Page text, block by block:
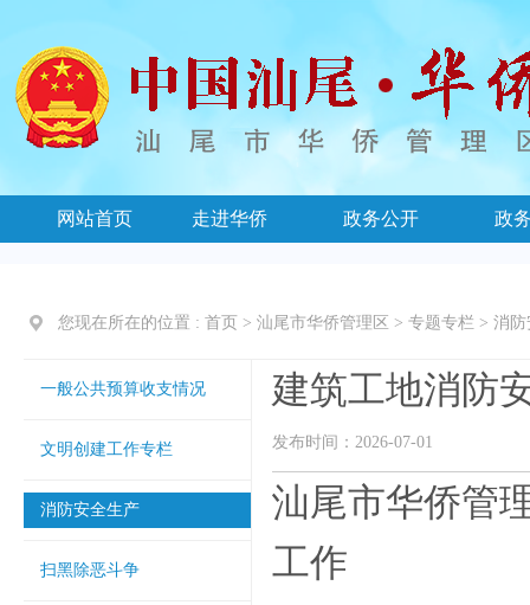
网站首页 走进华侨 政务公开 政
您现在所在的位置 : 首页 > 汕尾市华侨管理区 > 专题专栏 > 消防
一般公共预算收支情况
文明创建工作专栏
消防安全生产
扫黑除恶斗争
建筑工地消防
发布时间：2026-07-01
汕尾市华侨管
工作